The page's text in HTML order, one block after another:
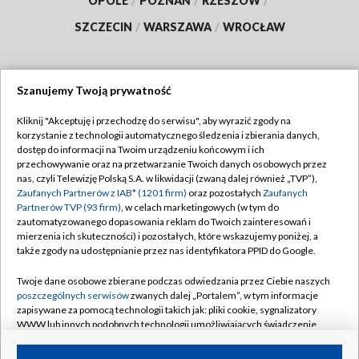
SZCZECIN / WARSZAWA / WROCŁAW
TVP
Abonament TVP
Emisja w TVP
Centrum informacji TVP
Naziemna Telewizja Cyfrowa
Rada Programowa
System NOS
Informacje o nadawcy
Regulamin TVP
Polityka prywatności
Moje zgody
Pomoc
Kontakt
Kanały
Szanujemy Twoją prywatność
Kliknij "Akceptuję i przechodzę do serwisu", aby wyrazić zgody na
korzystanie z technologii automatycznego śledzenia i zbierania danych,
dostęp do informacji na Twoim urządzeniu końcowym i ich
przechowywanie oraz na przetwarzanie Twoich danych osobowych przez
nas, czyli Telewizję Polską S.A. w likwidacji (zwaną dalej również „TVP”),
Zaufanych Partnerów z IAB* (1201 firm) oraz pozostałych Zaufanych
Partnerów TVP (93 firm), w celach marketingowych (w tym do
zautomatyzowanego dopasowania reklam do Twoich zainteresowań i
mierzenia ich skuteczności) i pozostałych, które wskazujemy poniżej, a
także zgody na udostępnianie przez nas identyfikatora PPID do Google.
Twoje dane osobowe zbierane podczas odwiedzania przez Ciebie naszych
poszczególnych serwisówzwanych dalej „Portalem”, w tym informacje
zapisywane za pomocą technologii takich jak: pliki cookie, sygnalizatory
WWW lub innych podobnych technologii umożliwiających świadczenie